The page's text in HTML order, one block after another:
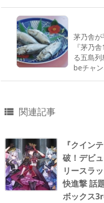
茅乃舎が
『茅乃
る五島
beチャ
 関連記事
『クイン
破！デビ
リースラ
快進撃 話
ボックス